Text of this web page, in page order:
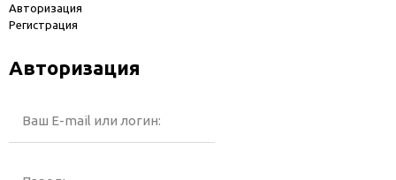
Авторизация
Регистрация
Авторизация
Ваш E-mail или логин: